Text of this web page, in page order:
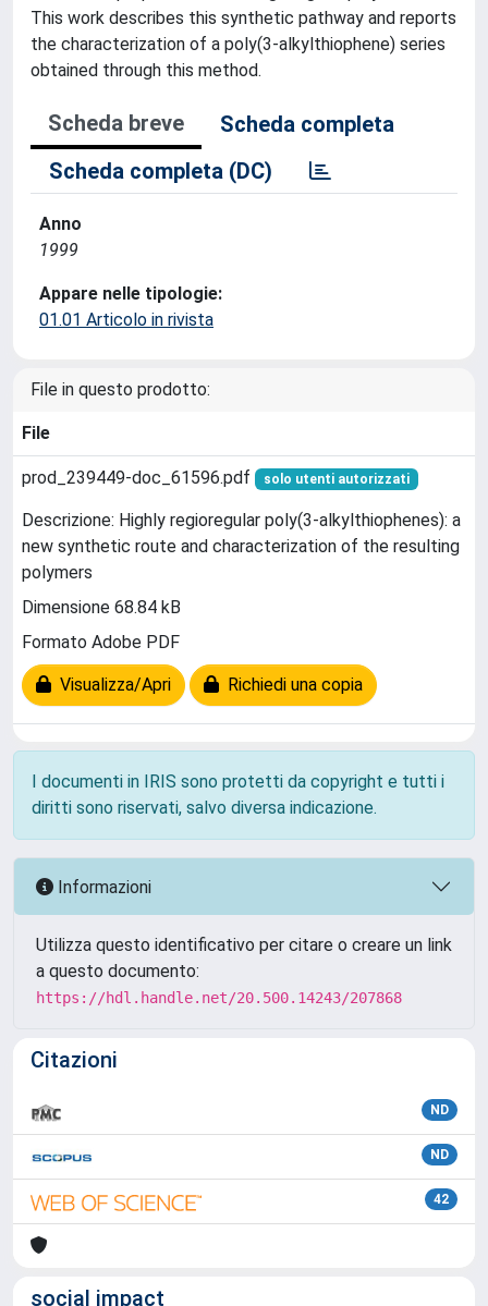
This work describes this synthetic pathway and reports
the characterization of a poly(3-alkylthiophene) series
obtained through this method.
Scheda breve
Scheda completa
Scheda completa (DC)
Anno
1999
Appare nelle tipologie:
01.01 Articolo in rivista
File in questo prodotto:
File
prod_239449-doc_61596.pdf solo utenti autorizzati
Descrizione: Highly regioregular poly(3-alkylthiophenes): a
new synthetic route and characterization of the resulting
polymers
Dimensione 68.84 kB
Formato Adobe PDF
Visualizza/Apri Richiedi una copia
I documenti in IRIS sono protetti da copyright e tutti i
diritti sono riservati, salvo diversa indicazione.
Informazioni
Utilizza questo identificativo per citare o creare un link
a questo documento:
https://hdl.handle.net/20.500.14243/207868
Citazioni
ND
ND
42
social impact